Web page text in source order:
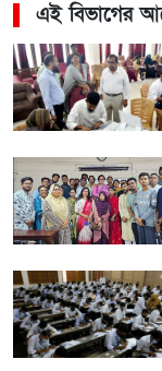
এই বিভাগের